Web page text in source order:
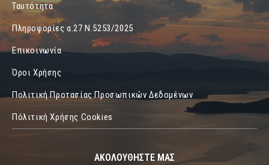
Ταυτότητα
Πληροφορίες α.27 Ν.5253/2025
Επικοινωνία
Όροι Χρήσης
Πολιτική Προτασίας Προσωπικών Δεδομένων
Πόλιτική Χρήσης Cookies
ΑΚΟΛΟΥΘΗΣΤΕ ΜΑΣ